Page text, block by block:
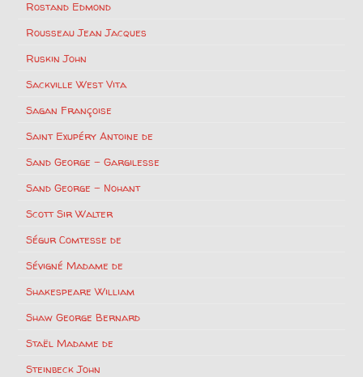
Rostand Edmond
Rousseau Jean Jacques
Ruskin John
Sackville West Vita
Sagan Françoise
Saint Exupéry Antoine de
Sand George – Gargilesse
Sand George – Nohant
Scott Sir Walter
Ségur Comtesse de
Sévigné Madame de
Shakespeare William
Shaw George Bernard
Staël Madame de
Steinbeck John